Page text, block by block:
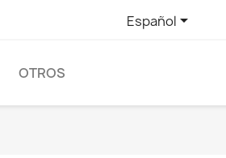
Español
OTROS